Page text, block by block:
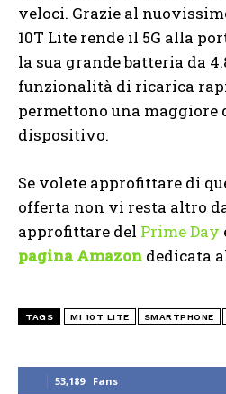
53,189 Fans
veloci. Grazie al
10T Lite rende il 5G alla
la sua grande batteria da
funzionalità di ricarica
permettono una maggiore
dispositivo.
Se volete approfittare di
offerta non vi resta altro
approfittare del Prime Day
pagina Amazon dedicata
TAGS MI 10T LITE SMARTPHONE